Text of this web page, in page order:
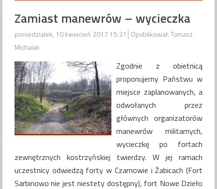
Zamiast manewrów – wycieczka
poniedziałek, 10 kwiecień 2017 15:37 Opublikował: Tomasz
Michalak
Zgodnie z obietnicą
proponujemy Państwu w
miejsce zaplanowanych, a
odwołanych przez
głównych organizatorów
manewrów militarnych,
wycieczkę po fortach
zewnętrznych kostrzyńskiej twierdzy. W jej ramach
uczestnicy odwiedzą forty w Czarnowie i Żabicach (Fort
Sarbinowo nie jest niestety dostępny), fort Nowe Dzieło